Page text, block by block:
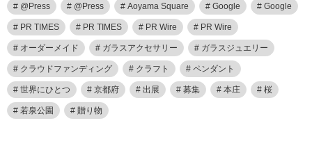
@Press @Press Aoyama Square Google Google
PR TIMES PR TIMES PR Wire PR Wire
オーダーメイド ガラスアクセサリー ガラスジュエリー
クラウドファンディング クラフト ペンダント
世界にひとつ 京都府 出展 募集 本庄 桜
若泉公園 贈り物